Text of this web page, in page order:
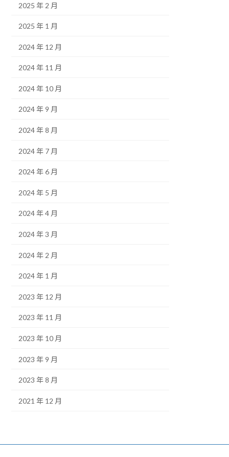
2025 年 2 月
2025 年 1 月
2024 年 12 月
2024 年 11 月
2024 年 10 月
2024 年 9 月
2024 年 8 月
2024 年 7 月
2024 年 6 月
2024 年 5 月
2024 年 4 月
2024 年 3 月
2024 年 2 月
2024 年 1 月
2023 年 12 月
2023 年 11 月
2023 年 10 月
2023 年 9 月
2023 年 8 月
2021 年 12 月